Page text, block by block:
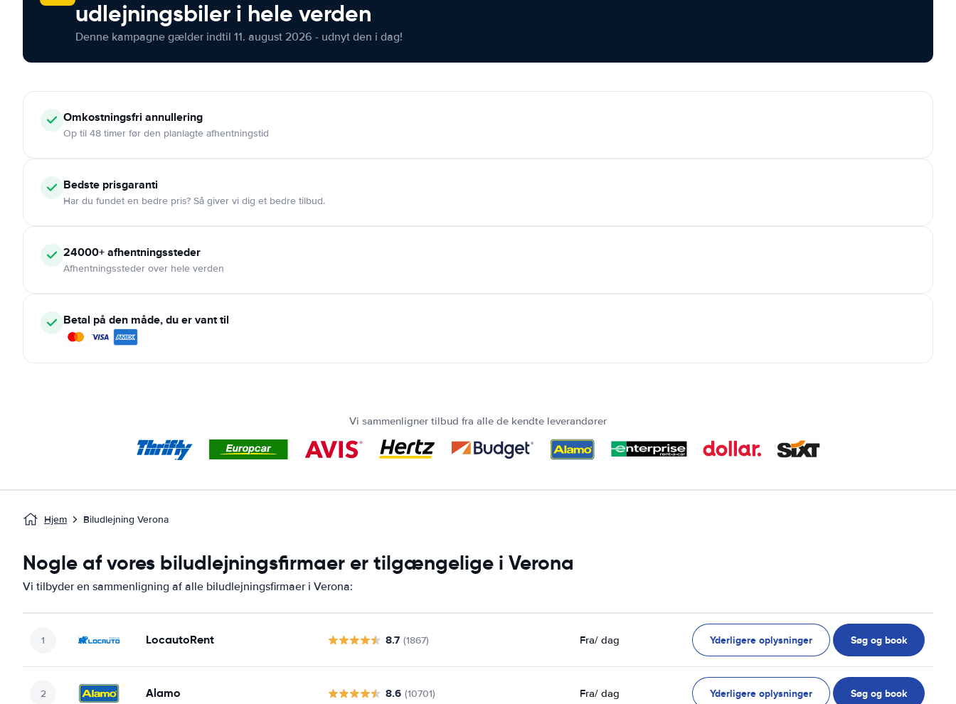
udlejningsbiler i hele verden
Denne kampagne gælder indtil 11. august 2026 - udnyt den i dag!
Omkostningsfri annullering
Op til 48 timer før den planlagte afhentningstid
Bedste prisgaranti
Har du fundet en bedre pris? Så giver vi dig et bedre tilbud.
24000+afhentningssteder
Afhentningssteder over hele verden
Betal på den måde, du er vant til
Vi sammenligner tilbud fra alle de kendte leverandører
Hjem Biludlejning Verona
Nogle af vores biludlejningsfirmaer er tilgængelige i Verona
Vi tilbyder en sammenligning af alle biludlejningsfirmaer i Verona:
LocautoRent 8.7 (1867) Fra/ dag Yderligere oplysninger Søg og book
Alamo 8.6 (10701) Fra/ dag Yderligere oplysninger Søg og book